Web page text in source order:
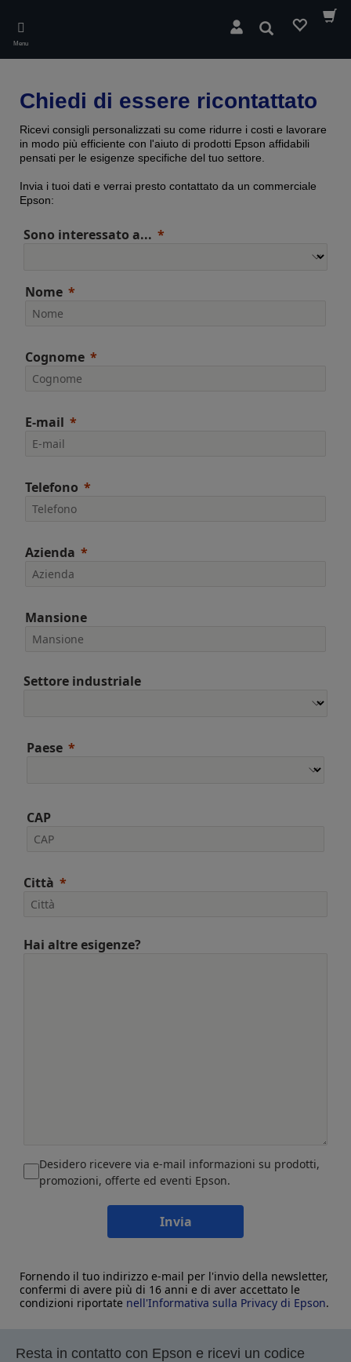
main
content
Menu
Cerca
Chiedi di essere ricontattato
Ricevi consigli personalizzati su come ridurre i costi e lavorare
in modo più efficiente con l'aiuto di prodotti Epson affidabili
pensati per le esigenze specifiche del tuo settore.
Invia i tuoi dati e verrai presto contattato da un commerciale
Epson:
Sono interessato a...
Nome
Cognome
E-mail
Telefono
Azienda
Mansione
Settore industriale
Paese
CAP
Città
Hai altre esigenze?
Desidero ricevere via e-mail informazioni su prodotti,
promozioni, offerte ed eventi Epson.
Invia
Fornendo il tuo indirizzo e-mail per l'invio della newsletter,
confermi di avere più di 16 anni e di aver accettato le
condizioni riportate nell'Informativa sulla Privacy di Epson.
Resta in contatto con Epson e ricevi un codice